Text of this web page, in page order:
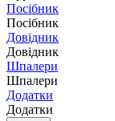
Посібник
Посібник
Довідник
Довідник
Шпалери
Шпалери
Додатки
Додатки